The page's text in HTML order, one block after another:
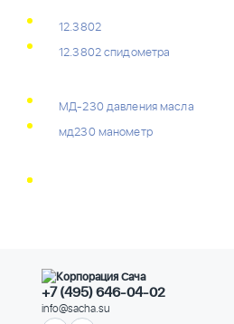
12.3802
12.3802 спидометра
МД-230 давления масла
мд230 манометр
+7 (495) 646-04-02
info@sacha.su